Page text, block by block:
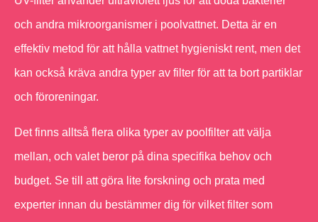
och andra mikroorganismer i poolvattnet. Detta är en
effektiv metod för att hålla vattnet hygieniskt rent, men det
kan också kräva andra typer av filter för att ta bort partiklar
och föroreningar.
Det finns alltså flera olika typer av poolfilter att välja
mellan, och valet beror på dina specifika behov och
budget. Se till att göra lite forskning och prata med
experter innan du bestämmer dig för vilket filter som